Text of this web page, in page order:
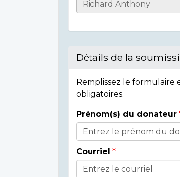
Informations
l'individu
Détails de la
Remplissez le formulaire
obligatoires.
Détails
du
donateur
Prénom(s) du donateur
Courriel